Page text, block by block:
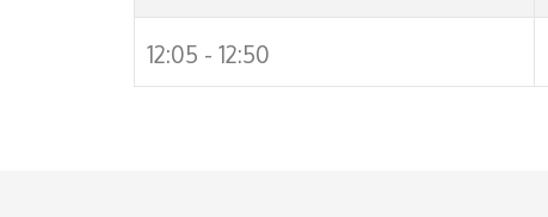
12:05 - 12:50